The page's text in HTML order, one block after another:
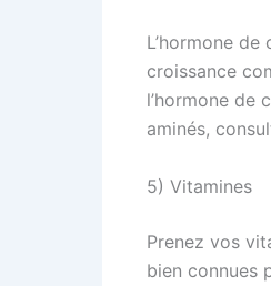
L’hormone
croissance
l’hormone de
aminés,
5) Vitamines
Prenez vos
bien connues